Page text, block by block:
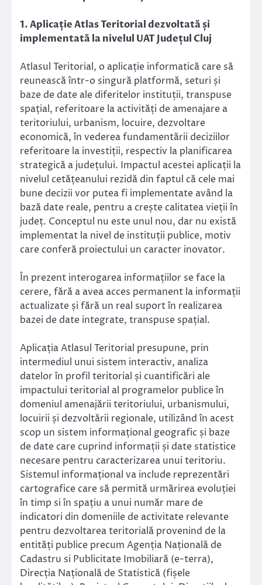
1. Aplicație Atlas Teritorial dezvoltată și
implementată la nivelul UAT Județul Cluj
Atlasul Teritorial, o aplicație informatică care să
reunească într-o singură platformă, seturi și
baze de date ale diferitelor instituții, transpuse
spațial, referitoare la activități de amenajare a
teritoriului, urbanism, locuire, dezvoltare
economică, în vederea fundamentării deciziilor
referitoare la investiții, respectiv la planificarea
strategică a județului. Impactul acestei aplicații la
nivelul cetățeanului rezidă din faptul că cele mai
bune decizii vor putea fi implementate având la
bază date reale, pentru a crește calitatea vieții în
județ. Conceptul nu este unul nou, dar nu există
implementat la nivel de instituții publice, motiv
care conferă proiectului un caracter inovator.
În prezent interogarea informațiilor se face la
cerere, fără a avea acces permanent la informații
actualizate și fără un real suport în realizarea
bazei de date integrate, transpuse spațial.
Aplicația Atlasul Teritorial presupune, prin
intermediul unui sistem interactiv, analiza
datelor în profil teritorial și cuantificări ale
impactului teritorial al programelor publice în
domeniul amenajării teritoriului, urbanismului,
locuirii și dezvoltării regionale, utilizând în acest
scop un sistem informațional geografic și baze
de date care cuprind informații și date statistice
necesare pentru caracterizarea unui teritoriu.
Sistemul informațional va include reprezentări
cartografice care să permită urmărirea evoluției
în timp si în spațiu a unui număr mare de
indicatori din domeniile de activitate relevante
pentru dezvoltarea teritorială provenind de la
entități publice precum Agenția Națională de
Cadastru si Publicitate Imobiliară (e-terra),
Direcția Națională de Statistică (fișele